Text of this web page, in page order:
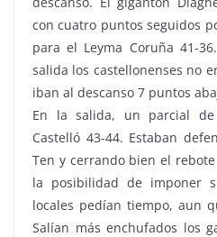
con cuatro puntos seguidos
para el Leyma Coruña 41-
salida los castellonenses no
iban al descanso 7 puntos
En la salida, un parcial
Castelló 43-44. Estaban
Ten y cerrando bien el
la posibilidad de imponer
locales pedían tiempo, aun
Salían más enchufados los